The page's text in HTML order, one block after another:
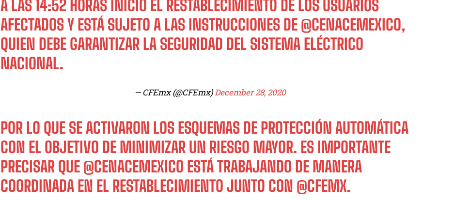
A LAS 14:52 HORAS INICIÓ EL RESTABLECIMIENTO DE LOS USUARIOS
AFECTADOS Y ESTÁ SUJETO A LAS INSTRUCCIONES DE @CENACEMEXICO,
QUIEN DEBE GARANTIZAR LA SEGURIDAD DEL SISTEMA ELÉCTRICO
NACIONAL.
— CFEmx (@CFEmx)December 28, 2020
POR LO QUE SE ACTIVARON LOS ESQUEMAS DE PROTECCIÓN AUTOMÁTICA
CON EL OBJETIVO DE MINIMIZAR UN RIESGO MAYOR. ES IMPORTANTE
PRECISAR QUE @CENACEMEXICO ESTÁ TRABAJANDO DE MANERA
COORDINADA EN EL RESTABLECIMIENTO JUNTO CON @CFEMX.